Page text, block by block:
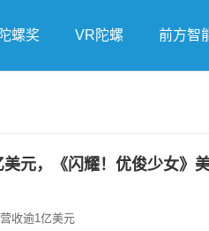
螺奖 VR陀螺 前方智
元，《闪耀！优俊少女》
收逾1亿美元